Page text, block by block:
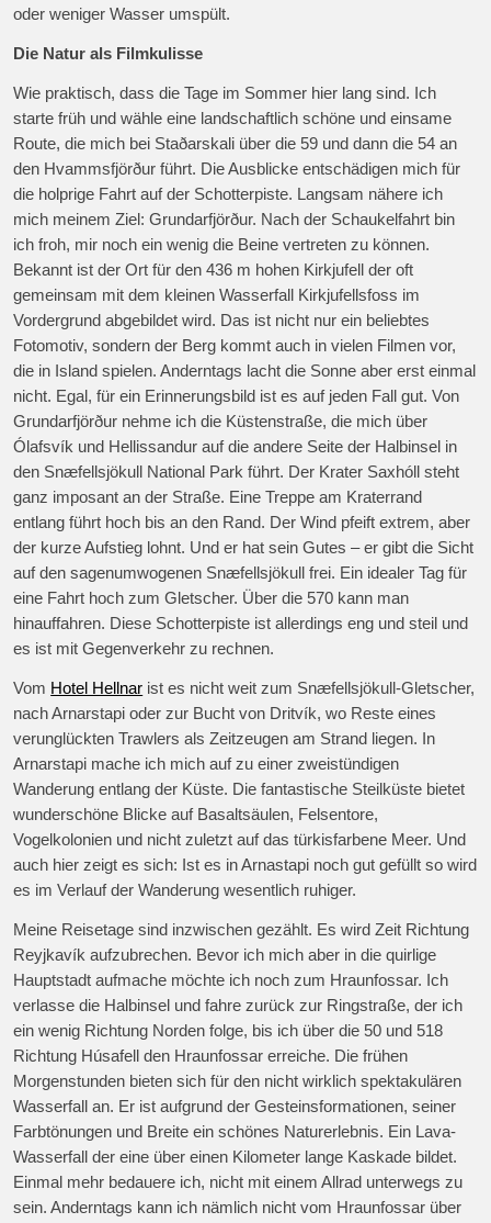
oder weniger Wasser umspült.
Die Natur als Filmkulisse
Wie praktisch, dass die Tage im Sommer hier lang sind. Ich
starte früh und wähle eine landschaftlich schöne und einsame
Route, die mich bei Staðarskali über die 59 und dann die 54 an
den Hvammsfjörður führt. Die Ausblicke entschädigen mich für
die holprige Fahrt auf der Schotterpiste. Langsam nähere ich
mich meinem Ziel: Grundarfjörður. Nach der Schaukelfahrt bin
ich froh, mir noch ein wenig die Beine vertreten zu können.
Bekannt ist der Ort für den 436 m hohen Kirkjufell der oft
gemeinsam mit dem kleinen Wasserfall Kirkjufellsfoss im
Vordergrund abgebildet wird. Das ist nicht nur ein beliebtes
Fotomotiv, sondern der Berg kommt auch in vielen Filmen vor,
die in Island spielen. Anderntags lacht die Sonne aber erst einmal
nicht. Egal, für ein Erinnerungsbild ist es auf jeden Fall gut. Von
Grundarfjörður nehme ich die Küstenstraße, die mich über
Ólafsvík und Hellissandur auf die andere Seite der Halbinsel in
den Snæfellsjökull National Park führt. Der Krater Saxhóll steht
ganz imposant an der Straße. Eine Treppe am Kraterrand
entlang führt hoch bis an den Rand. Der Wind pfeift extrem, aber
der kurze Aufstieg lohnt. Und er hat sein Gutes – er gibt die Sicht
auf den sagenumwogenen Snæfellsjökull frei. Ein idealer Tag für
eine Fahrt hoch zum Gletscher. Über die 570 kann man
hinauffahren. Diese Schotterpiste ist allerdings eng und steil und
es ist mit Gegenverkehr zu rechnen.
Vom Hotel Hellnar ist es nicht weit zum Snæfellsjökull-Gletscher,
nach Arnarstapi oder zur Bucht von Dritvík, wo Reste eines
verunglückten Trawlers als Zeitzeugen am Strand liegen. In
Arnarstapi mache ich mich auf zu einer zweistündigen
Wanderung entlang der Küste. Die fantastische Steilküste bietet
wunderschöne Blicke auf Basaltsäulen, Felsentore,
Vogelkolonien und nicht zuletzt auf das türkisfarbene Meer. Und
auch hier zeigt es sich: Ist es in Arnastapi noch gut gefüllt so wird
es im Verlauf der Wanderung wesentlich ruhiger.
Meine Reisetage sind inzwischen gezählt. Es wird Zeit Richtung
Reyjkavík aufzubrechen. Bevor ich mich aber in die quirlige
Hauptstadt aufmache möchte ich noch zum Hraunfossar. Ich
verlasse die Halbinsel und fahre zurück zur Ringstraße, der ich
ein wenig Richtung Norden folge, bis ich über die 50 und 518
Richtung Húsafell den Hraunfossar erreiche. Die frühen
Morgenstunden bieten sich für den nicht wirklich spektakulären
Wasserfall an. Er ist aufgrund der Gesteinsformationen, seiner
Farbtönungen und Breite ein schönes Naturerlebnis. Ein Lava-
Wasserfall der eine über einen Kilometer lange Kaskade bildet.
Einmal mehr bedauere ich, nicht mit einem Allrad unterwegs zu
sein. Anderntags kann ich nämlich nicht vom Hraunfossar über